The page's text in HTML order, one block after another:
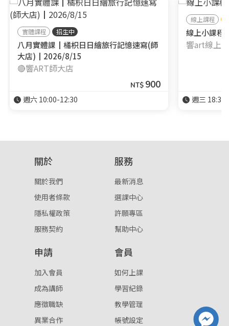
實體課程 招生中
八月實體課┃橘枳日日繪旅行記憶速寫(師
大店)┃2026/8/15
🔴響ART師大店
NT$ 900
週六 10:00-12:30
線上課程
線上小課
響art線上
週三
關於
關於我們
使用者條款
隱私權政策
服務契約
服務
最新消息
選課中心
許願專區
幫助中心
申請
加入會員
成為講師
應徵職缺
異業合作
會員
如何上課
學習紀錄
教學管理
帳號設定